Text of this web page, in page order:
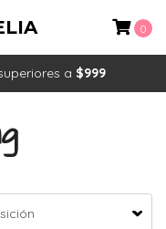
a $999
0